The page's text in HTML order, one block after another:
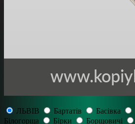
ЛЬВІВ Бартатів Басівка
Білогорща
Бірки Борщовичі